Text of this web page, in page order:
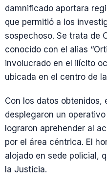
damnificado aportara
que permitió a los
sospechoso. Se trata de
conocido con el alias
involucrado en el ilícito
ubicada en el centro de
Con los datos obtenidos,
desplegaron un
lograron aprehender al
por el área céntrica. El
alojado en sede policial,
la Justicia.